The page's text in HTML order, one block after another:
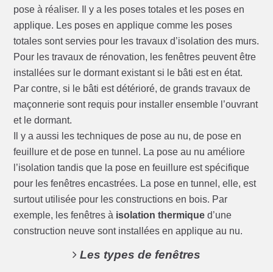
pose à réaliser. Il y a les poses totales et les poses en
applique. Les poses en applique comme les poses
totales sont servies pour les travaux d’isolation des murs.
Pour les travaux de rénovation, les fenêtres peuvent être
installées sur le dormant existant si le bâti est en état.
Par contre, si le bâti est détérioré, de grands travaux de
maçonnerie sont requis pour installer ensemble l’ouvrant
et le dormant.
Il y a aussi les techniques de pose au nu, de pose en
feuillure et de pose en tunnel. La pose au nu améliore
l’isolation tandis que la pose en feuillure est spécifique
pour les fenêtres encastrées. La pose en tunnel, elle, est
surtout utilisée pour les constructions en bois. Par
exemple, les fenêtres à isolation thermique d’une
construction neuve sont installées en applique au nu.
Les types de fenêtres